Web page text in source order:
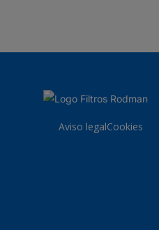
Aviso legalCookies